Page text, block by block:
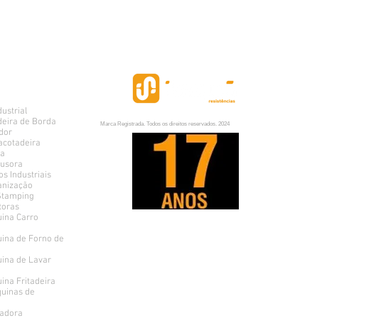
* Produto ecologicamente correto.
PERGUNTAS MAIS FREQÜENTES
* Oxidação e ferrugem das peças - A
pintura exigida para toalheiros é Epóxi a
pó, pois resiste a agressividade que
encontramos no ambiente do banheiro.*
Possibilidade de choque e curto elétrico -
Os componentes elétricos são isolados,
elétrico, levando em consideração uma
instalação adequada.
* Queima das toalhas - A potência de cada
de Borda
Industriais
Carro
de Forno de
de Lavar
Fritadeira
de
Marca Registrada. Todos os direitos reservados. 2024